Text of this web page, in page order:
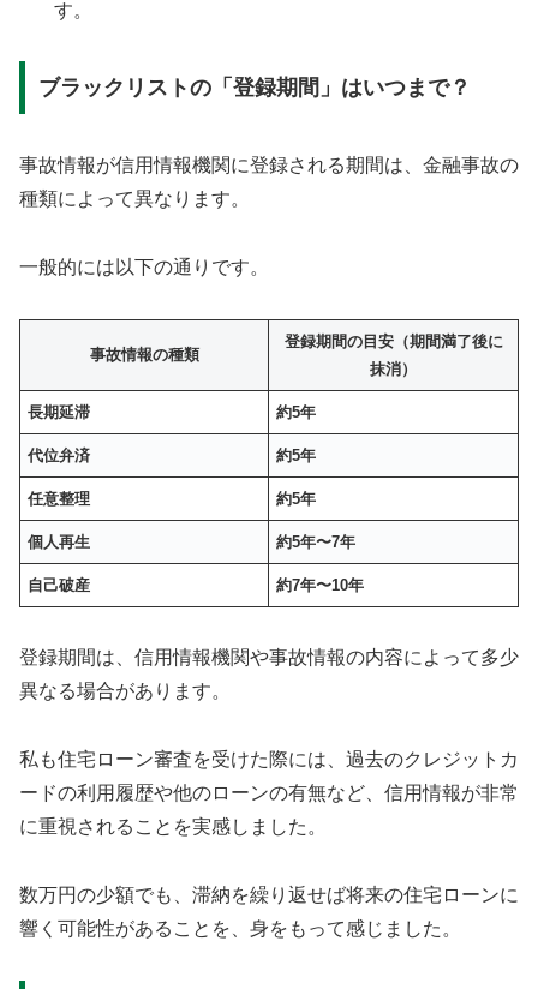
す。
ブラックリストの「登録期間」はいつまで？
事故情報が信用情報機関に登録される期間は、金融事故の
種類によって異なります。
一般的には以下の通りです。
事故情報の種類
登録期間の目安（期間満了後に
抹消）
長期延滞 約5年
代位弁済 約5年
任意整理 約5年
個人再生 約5年〜7年
自己破産 約7年〜10年
登録期間は、信用情報機関や事故情報の内容によって多少
異なる場合があります。
私も住宅ローン審査を受けた際には、過去のクレジットカ
ードの利用履歴や他のローンの有無など、信用情報が非常
に重視されることを実感しました。
数万円の少額でも、滞納を繰り返せば将来の住宅ローンに
響く可能性があることを、身をもって感じました。